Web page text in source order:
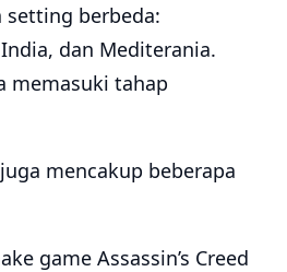
setting berbeda:
dan Mediterania.
memasuki tahap
mencakup beberapa
game Assassin’s Creed